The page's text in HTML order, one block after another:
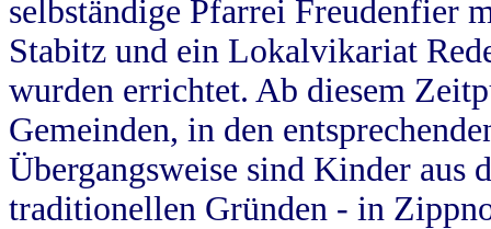
selbständige Pfarrei Freudenfier
Stabitz und ein Lokalvikariat
wurden errichtet. Ab diesem
Gemeinden, in den
Übergangsweise sind Kinder aus
traditionellen Gründen - in